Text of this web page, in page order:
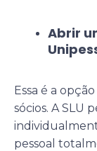
Abrir
Essa é a
sócios. A SLU
pessoal